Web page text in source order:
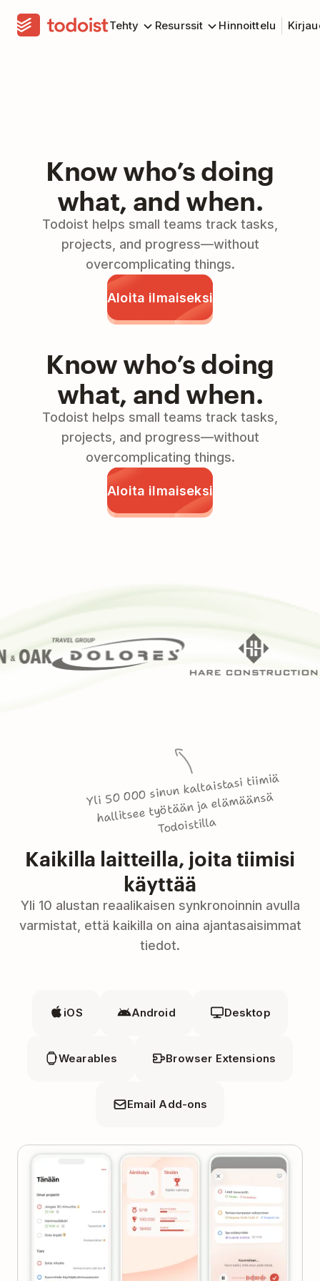
Tehty Resurssit Hinnoittelu
Know who’s doing
what, and when.
Todoist helps small teams track tasks,
projects, and progress—without
overcomplicating things.
Aloita ilmaiseksi
Know who’s doing
what, and when.
Todoist helps small teams track tasks,
projects, and progress—without
overcomplicating things.
Aloita ilmaiseksi
Yli 50 000 sinun kaltaistasi tiimiä
hallitsee työtään ja elämäänsä
Todoistilla
Kaikilla laitteilla, joita tiimisi
käyttää
Yli 10 alustan reaalikaisen synkronoinnin avulla
varmistat, että kaikilla on aina ajantasaisimmat
tiedot.
iOS Android Desktop
Wearables Browser Extensions
Email Add-ons